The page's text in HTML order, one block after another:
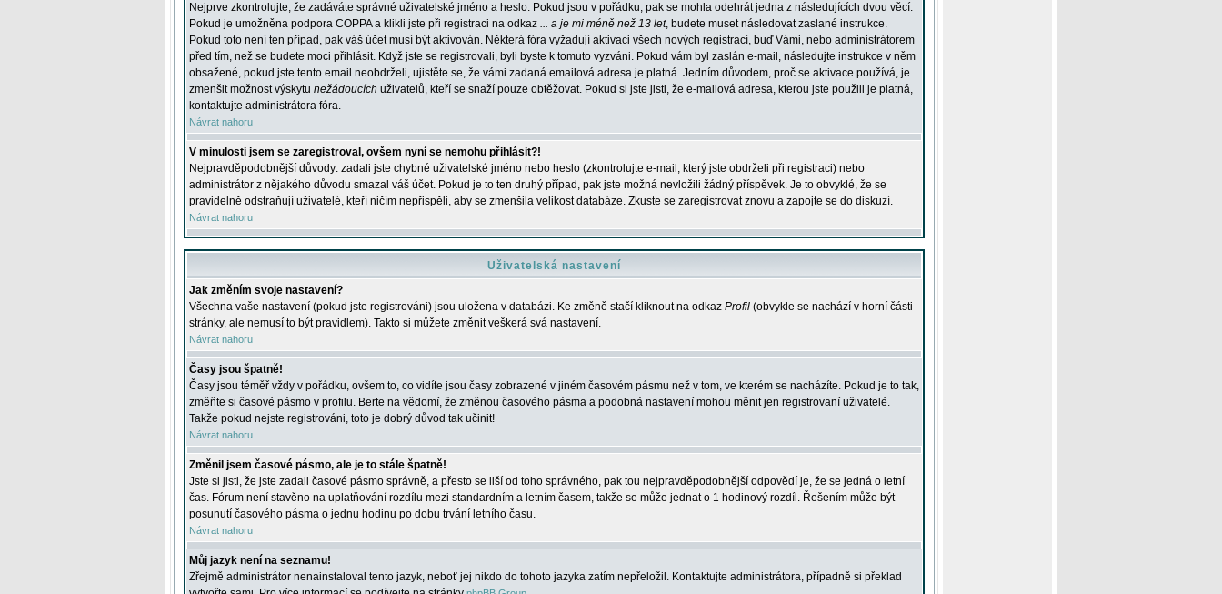
Nejprve zkontrolujte, že zadáváte správné uživatelské jméno a heslo. Pokud jsou v pořádku, pak se mohla odehrát jedna z následujících dvou věcí.
Pokud je umožněna podpora COPPA a klikli jste při registraci na odkaz ... a je mi méně než 13 let, budete muset následovat zaslané instrukce.
Pokud toto není ten případ, pak váš účet musí být aktivován. Některá fóra vyžadují aktivaci všech nových registrací, buď Vámi, nebo administrátorem
před tím, než se budete moci přihlásit. Když jste se registrovali, byli byste k tomuto vyzváni. Pokud vám byl zaslán e-mail, následujte instrukce v něm
obsažené, pokud jste tento email neobdrželi, ujistěte se, že vámi zadaná emailová adresa je platná. Jedním důvodem, proč se aktivace používá, je
zmenšit možnost výskytu nežádoucích uživatelů, kteří se snaží pouze obtěžovat. Pokud si jste jisti, že e-mailová adresa, kterou jste použili je platná,
kontaktujte administrátora fóra.
Návrat nahoru
V minulosti jsem se zaregistroval, ovšem nyní se nemohu přihlásit?!
Nejpravděpodobnější důvody: zadali jste chybné uživatelské jméno nebo heslo (zkontrolujte e-mail, který jste obdrželi při registraci) nebo
administrátor z nějakého důvodu smazal váš účet. Pokud je to ten druhý případ, pak jste možná nevložili žádný příspěvek. Je to obvyklé, že se
pravidelně odstraňují uživatelé, kteří ničím nepřispěli, aby se zmenšila velikost databáze. Zkuste se zaregistrovat znovu a zapojte se do diskuzí.
Návrat nahoru
Uživatelská nastavení
Jak změním svoje nastavení?
Všechna vaše nastavení (pokud jste registrováni) jsou uložena v databázi. Ke změně stačí kliknout na odkaz Profil (obvykle se nachází v horní části
stránky, ale nemusí to být pravidlem). Takto si můžete změnit veškerá svá nastavení.
Návrat nahoru
Časy jsou špatně!
Časy jsou téměř vždy v pořádku, ovšem to, co vidíte jsou časy zobrazené v jiném časovém pásmu než v tom, ve kterém se nacházíte. Pokud je to tak,
změňte si časové pásmo v profilu. Berte na vědomí, že změnou časového pásma a podobná nastavení mohou měnit jen registrovaní uživatelé.
Takže pokud nejste registrováni, toto je dobrý důvod tak učinit!
Návrat nahoru
Změnil jsem časové pásmo, ale je to stále špatně!
Jste si jisti, že jste zadali časové pásmo správně, a přesto se liší od toho správného, pak tou nejpravděpodobnější odpovědí je, že se jedná o letní
čas. Fórum není stavěno na uplatňování rozdílu mezi standardním a letním časem, takže se může jednat o 1 hodinový rozdíl. Řešením může být
posunutí časového pásma o jednu hodinu po dobu trvání letního času.
Návrat nahoru
Můj jazyk není na seznamu!
Zřejmě administrátor nenainstaloval tento jazyk, neboť jej nikdo do tohoto jazyka zatím nepřeložil. Kontaktujte administrátora, případně si překlad